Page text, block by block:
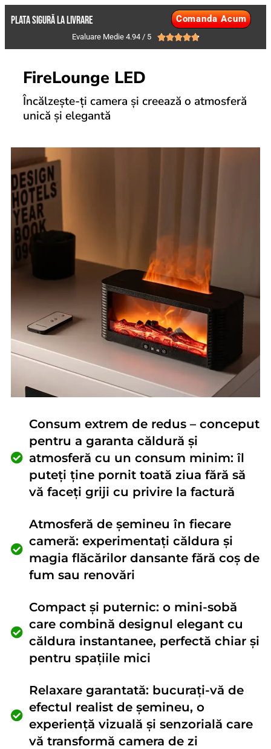
PLATA SIGURĂ LA LIVRARE Comanda Acum
Evaluare Medie 4.94 / 5 
FireLounge LED
Încălzește-ți camera și creează o atmosferă
unică și elegantă
Consum extrem de redus – conceput
pentru a garanta căldură și
atmosferă cu un consum minim: îl
puteți ține pornit toată ziua fără să
vă faceți griji cu privire la factură
Atmosferă de șemineu în fiecare
cameră: experimentați căldura și
magia flăcărilor dansante fără coș de
fum sau renovări
Compact și puternic: o mini-sobă
care combină designul elegant cu
căldura instantanee, perfectă chiar și
pentru spațiile mici
Relaxare garantată: bucurați-vă de
efectul realist de șemineu, o
experiență vizuală și senzorială care
vă transformă camera de zi